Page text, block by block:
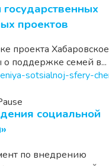
проектов
проекта Хабаровское
поддержке семей в...
социальной
по внедрению